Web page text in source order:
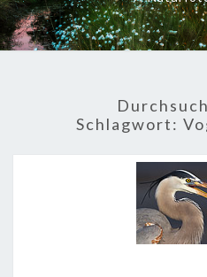
Schlagwort: